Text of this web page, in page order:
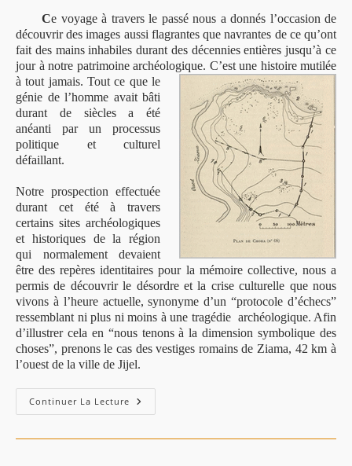
Ce voyage à travers le passé nous a donnés l’occasion de
découvrir des images aussi flagrantes que navrantes de ce qu’ont
fait des mains inhabiles durant des décennies entières jusqu’à ce
jour à notre patrimoine archéologique. C’est une histoire mutilée
à tout jamais. Tout ce que le
génie de l’homme avait bâti
durant de siècles a été
anéanti par un processus
politique et culturel
défaillant.
Notre prospection effectuée
durant cet été à travers
certains sites archéologiques
et historiques de la région
qui normalement devaient
être des repères identitaires pour la mémoire collective, nous a
permis de découvrir le désordre et la crise culturelle que nous
vivons à l’heure actuelle, synonyme d’un “protocole d’échecs”
ressemblant ni plus ni moins à une tragédie archéologique. Afin
d’illustrer cela en “nous tenons à la dimension symbolique des
choses”, prenons le cas des vestiges romains de Ziama, 42 km à
l’ouest de la ville de Jijel.
Continuer La Lecture